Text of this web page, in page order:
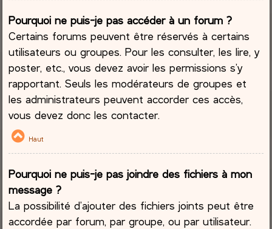
Pourquoi ne puis-je pas accéder à un forum ?
Certains forums peuvent être réservés à certains
utilisateurs ou groupes. Pour les consulter, les lire, y
poster, etc., vous devez avoir les permissions s’y
rapportant. Seuls les modérateurs de groupes et
les administrateurs peuvent accorder ces accès,
vous devez donc les contacter.
Haut
Pourquoi ne puis-je pas joindre des fichiers à mon
message ?
La possibilité d’ajouter des fichiers joints peut être
accordée par forum, par groupe, ou par utilisateur.